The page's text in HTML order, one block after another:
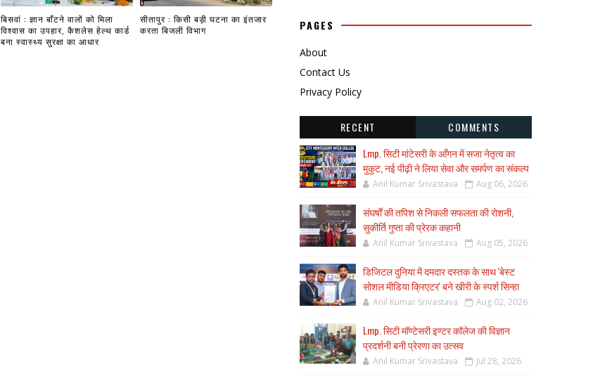
बिसवां : ज्ञान बाँटने वालों को मिला
विश्वास का उपहार, कैशलेस हेल्थ कार्ड
बना स्वास्थ्य सुरक्षा का आधार
सीतापुर : किसी बड़ी घटना का इंतजार
करता बिजली विभाग
PAGES
About
Contact Us
Privacy Policy
RECENT
COMMENTS
Lmp. सिटी मांटेसरी के आँगन में सजा नेतृत्व का
मुकुट, नई पीढ़ी ने लिया सेवा और समर्पण का संकल्प
Anil Kumar Srivastava Aug 06, 2026
संघर्षों की तपिश से निकली सफलता की रोशनी,
सुकीर्ति गुप्ता की प्रेरक कहानी
Anil Kumar Srivastava Aug 05, 2026
डिजिटल दुनिया में दमदार दस्तक के साथ 'बेस्ट
सोशल मीडिया क्रिएटर' बने खीरी के स्पर्श सिन्हा
Anil Kumar Srivastava Aug 02, 2026
Lmp. सिटी मॉण्टेसरी इण्टर कॉलेज की विज्ञान
प्रदर्शनी बनी प्रेरणा का उत्सव
Anil Kumar Srivastava Jul 28, 2026